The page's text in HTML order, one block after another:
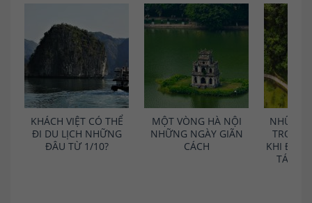
KHÁCH VIỆT CÓ THỂ
ĐI DU LỊCH NHỮNG
ĐÂU TỪ 1/10?
MỘT VÒNG HÀ NỘI
NHỮNG NGÀY GIÃN
CÁCH
NHỮNG
TRONG
KHI ĐI
TÁC